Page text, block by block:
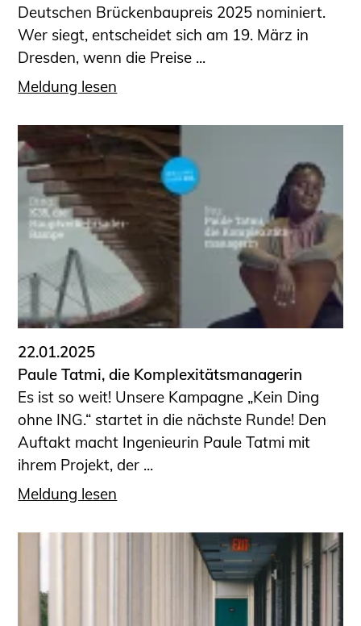
Deutschen Brückenbaupreis 2025 nominiert.
Wer siegt, entscheidet sich am 19. März in
Dresden, wenn die Preise ...
Meldung lesen
22.01.2025
Paule Tatmi, die Komplexitätsmanagerin
Es ist so weit! Unsere Kampagne „Kein Ding
ohne ING.“ startet in die nächste Runde! Den
Auftakt macht Ingenieurin Paule Tatmi mit
ihrem Projekt, der ...
Meldung lesen